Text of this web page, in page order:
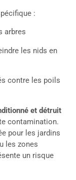
:
arbres
les nids en
contre les poils
et détruit
contamination.
pour les jardins
les zones
un risque